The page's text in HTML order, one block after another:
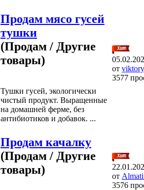
Продам мясо гусей
тушки
(Продам / Другие
товары)
Тушки гусей, экологически
чистый продукт. Выращенные
на домашней ферме, без
антибиотиков и добавок. ...
от viktory
3577
Продам качалку
(Продам / Другие
товары)
от
3576